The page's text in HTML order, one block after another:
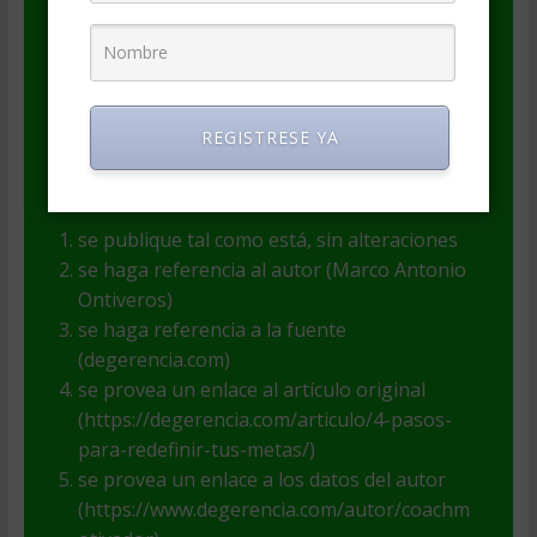
legitimidad de su autoría.
El contenido puede ser incluido en
y educativos (pero no comerciales), si se
respetan las siguientes condiciones:
se publique tal como está, sin alteraciones
se haga referencia al autor (Marco Antonio
Ontiveros)
se haga referencia a la fuente
(degerencia.com)
se provea un enlace al artículo original
(https://degerencia.com/articulo/4-pasos-
para-redefinir-tus-metas/)
se provea un enlace a los datos del autor
(https://www.degerencia.com/autor/coachm
REGISTRESE YA